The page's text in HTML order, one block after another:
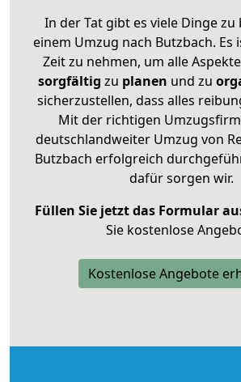
In der Tat gibt es viele Dinge zu
einem Umzug nach Butzbach. Es
Zeit zu nehmen, um alle
sorgfältig zu planen und zu
sicherzustellen, dass alles
Mit der richtigen
deutschlandweiter Umzug von
Butzbach erfolgreich
dafür sorgen wir.
Füllen Sie jetzt das Formular
Sie kostenlose
Kostenlose Angebote